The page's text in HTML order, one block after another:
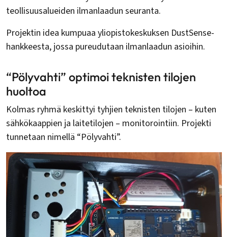
teollisuusalueiden ilmanlaadun seuranta.
Projektin idea kumpuaa yliopistokeskuksen DustSense-
hankkeesta, jossa pureudutaan ilmanlaadun asioihin.
“Pölyvahti” optimoi teknisten tilojen
huoltoa
Kolmas ryhmä keskittyi tyhjien teknisten tilojen – kuten
sähkökaappien ja laitetilojen – monitorointiin. Projekti
tunnetaan nimellä “Pölyvahti”.